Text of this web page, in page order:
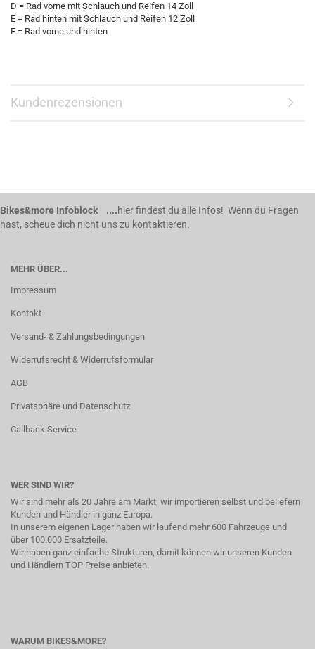
D = Rad vorne mit Schlauch und Reifen 14 Zoll
E = Rad hinten mit Schlauch und Reifen 12 Zoll
F = Rad vorne und hinten
Kundenrezensionen
Bikes&more Infoblock ....hier findest du alle Infos! Wenn du Fragen
hast, scheue dich nicht uns zu kontaktieren.
MEHR ÜBER...
Impressum
Kontakt
Versand- & Zahlungsbedingungen
Widerrufsrecht & Widerrufsformular
AGB
Privatsphäre und Datenschutz
Callback Service
WER SIND WIR?
Wir sind mehr als 20 Jahre am Markt, wir importieren selbst und beliefern
Kunden und Händler in ganz Europa.
In unserem eigenen Lager haben wir laufend mehr 600 Fahrzeuge und
über 100.000 Ersatzteile.
Wir haben ganz einfache Strukturen, damit können wir unseren Kunden
und Händlern TOP Preise anbieten.
WARUM BIKES&MORE?